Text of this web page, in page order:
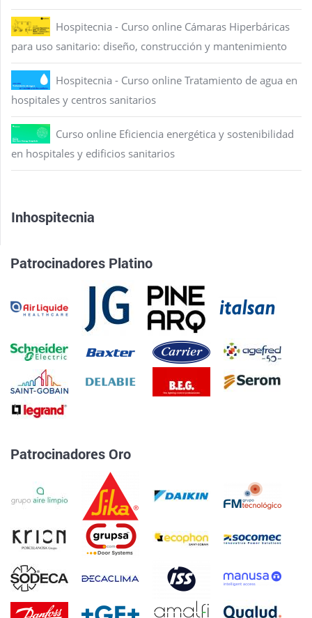
Hospitecnia - Curso online Cámaras Hiperbáricas
para uso sanitario: diseño, construcción y mantenimiento
Hospitecnia - Curso online Tratamiento de agua en
hospitales y centros sanitarios
Curso online Eficiencia energética y sostenibilidad
en hospitales y edificios sanitarios
Inhospitecnia
Patrocinadores Platino
Patrocinadores Oro